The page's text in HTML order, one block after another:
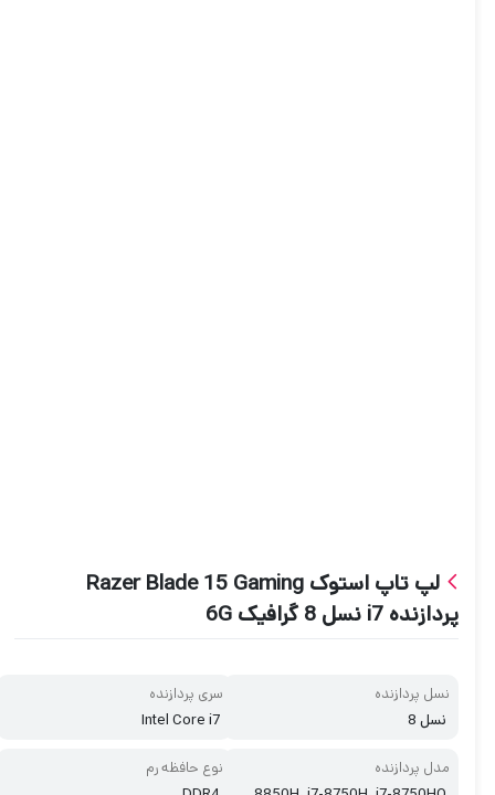
لپ تاپ استوک Razer Blade 15 Gaming
پردازنده i7 نسل 8 گرافیک 6G
نسل پردازنده
نسل 8
سری پردازنده
Intel Core i7
مدل پردازنده
نوع حافظه رم